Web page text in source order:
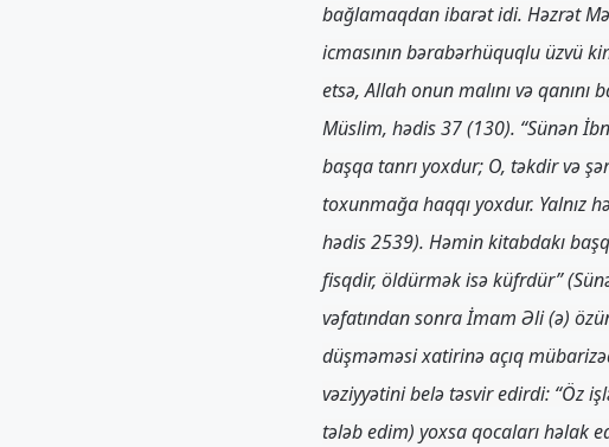
bağlamaqdan ibarət idi. Həzrət
icmasının bərabərhüquqlu üzvü
etsə, Allah onun malını və
Müslim, hədis 37 (130). “Sünən
başqa tanrı yoxdur; O, təkdir və
toxunmağa haqqı yoxdur. Yalnız
hədis 2539). Həmin kitabdakı
fisqdir, öldürmək isə küfrdür”
vəfatından sonra İmam Əli (ə)
düşməməsi xatirinə açıq
vəziyyətini belə təsvir edirdi: “Öz
tələb edim) yoxsa qocaları həlak